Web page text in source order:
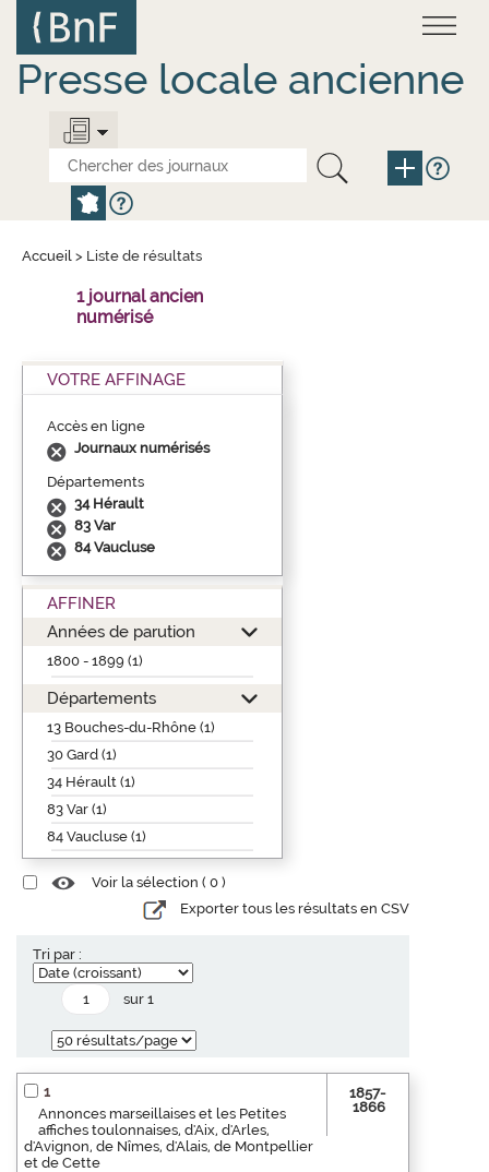
contenu
principal
Presse locale ancienne
Accueil > Liste de résultats
1 journal ancien
numérisé
VOTRE AFFINAGE
Accès en ligne
Journaux numérisés
Départements
34 Hérault
83 Var
84 Vaucluse
AFFINER
Années de parution
1800 - 1899 (1)
Départements
13 Bouches-du-Rhône (1)
30 Gard (1)
34 Hérault (1)
83 Var (1)
84 Vaucluse (1)
Voir la sélection ( 0 )
Exporter tous les résultats en CSV
Tri par :
sur 1
1
Annonces marseillaises et les Petites
affiches toulonnaises, d'Aix, d'Arles,
d'Avignon, de Nîmes, d'Alais, de Montpellier
et de Cette
1857-
1866
Panneau de gestion des cookies